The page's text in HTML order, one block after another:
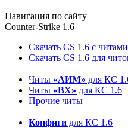
Навигация по сайту
Counter-Strike 1.6
Скачать CS 1.6 с читами
Скачать CS 1.6 для
Читы «АИМ» для КС
Читы «ВХ» для КС 1.6
Прочие читы
Конфиги для КС 1.6